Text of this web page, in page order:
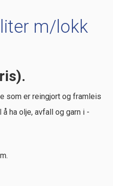
m/lokk
som er reingjort og framleis
ha olje, avfall og garn i -